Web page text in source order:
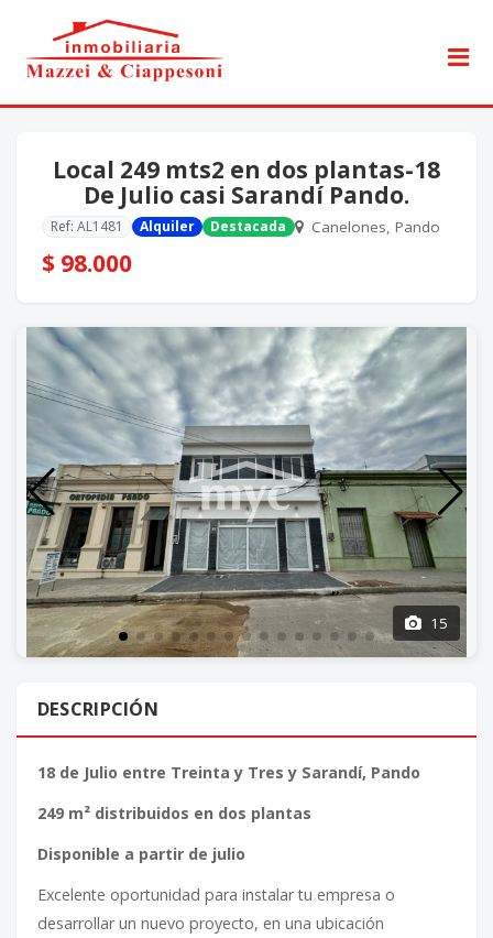
Local 249 mts2 en dos plantas-18
De Julio casi Sarandí Pando.
Ref: AL1481 Alquiler Destacada Canelones, Pando
$ 98.000
15
DESCRIPCIÓN
18 de Julio entre Treinta y Tres y Sarandí, Pando
249 m² distribuidos en dos plantas
Disponible a partir de julio
Excelente oportunidad para instalar tu empresa o
desarrollar un nuevo proyecto, en una ubicación